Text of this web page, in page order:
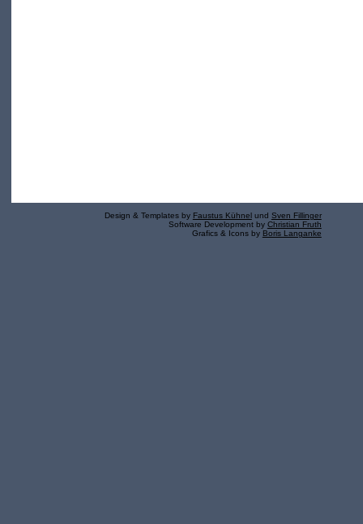
Design & Templates by Faustus Kühnel und Sven Fillinger
Software Development by Christian Fruth
Grafics & Icons by Boris Langanke